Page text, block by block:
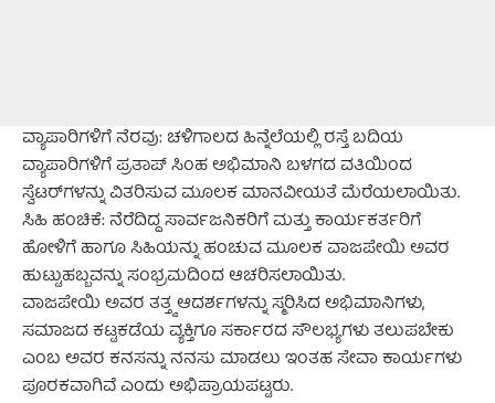
ವ್ಯಾಪಾರಿಗಳಿಗೆ ನೆರವು: ಚಳಿಗಾಲದ ಹಿನ್ನೆಲೆಯಲ್ಲಿ ರಸ್ತೆ ಬದಿಯ
ವ್ಯಾಪಾರಿಗಳಿಗೆ ಪ್ರತಾಪ್ ಸಿಂಹ ಅಭಿಮಾನಿ ಬಳಗದ ವತಿಯಿಂದ
ಸ್ವೆಟರ್‌ಗಳನ್ನು ವಿತರಿಸುವ ಮೂಲಕ ಮಾನವೀಯತೆ ಮೆರೆಯಲಾಯಿತು.
ಸಿಹಿ ಹಂಚಿಕೆ: ನೆರೆದಿದ್ದ ಸಾರ್ವಜನಿಕರಿಗೆ ಮತ್ತು ಕಾರ್ಯಕರ್ತರಿಗೆ
ಹೋಳಿಗೆ ಹಾಗೂ ಸಿಹಿಯನ್ನು ಹಂಚುವ ಮೂಲಕ ವಾಜಪೇಯಿ ಅವರ
ಹುಟ್ಟುಹಬ್ಬವನ್ನು ಸಂಭ್ರಮದಿಂದ ಆಚರಿಸಲಾಯಿತು.
ವಾಜಪೇಯಿ ಅವರ ತತ್ತ್ವ ಆದರ್ಶಗಳನ್ನು ಸ್ಮರಿಸಿದ ಅಭಿಮಾನಿಗಳು,
ಸಮಾಜದ ಕಟ್ಟಕಡೆಯ ವ್ಯಕ್ತಿಗೂ ಸರ್ಕಾರದ ಸೌಲಭ್ಯಗಳು ತಲುಪಬೇಕು
ಎಂಬ ಅವರ ಕನಸನ್ನು ನನಸು ಮಾಡಲು ಇಂತಹ ಸೇವಾ ಕಾರ್ಯಗಳು
ಪೂರಕವಾಗಿವೆ ಎಂದು ಅಭಿಪ್ರಾಯಪಟ್ಟರು.